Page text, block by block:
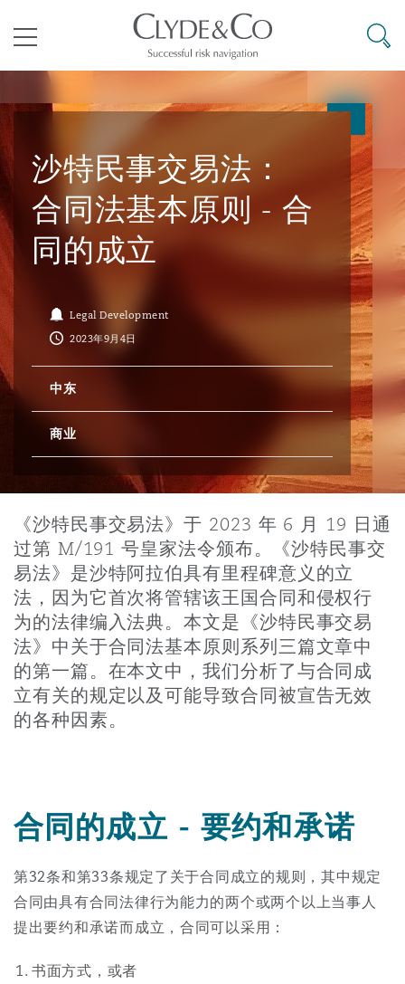
空 Business Jets
Commerical Dispute
Debt Recovery
Emergency Response & Crisis
Management
Finance & Leasing
Fleet Procurement
Insurance Coverage
Non-Contentious
Regulatory
业与咨询
商业
企业、商业与合规保险
数据保护与隐私权
劳动、养老金和移民n
金融
知识产权
技术、外包与数据
议解决
Commercial Arbitration
Commercial Litigation
源、海洋与贸易
Energy & Natural Resources
Trade & Commodities
险和再保险
Bermuda Form
Corporate, Commercial &
Employers' & Public Liability
Employment Practices
Energy
Financial Institutions,
Insurance Coverage
Marine
目和建筑工程
Construction Disputes
Public Procurement
房地产
管法规与调查
Anti-Bribery & Corruption
External Investigations
Financial Services
Fraud & White-Collar Crime
Internal Investigations
Professional Services
Safety, Security, Health &
候变化
Code
& Co Newton - 解锁智能索赔新模式
议融资
Eco Audit
罗
普敦
累斯萨拉姆
翰内斯堡
罗比 – 联营办公室
谷
京
里斯班
庆
隆坡 – 联营办公室
尔本
德里 – 联营办公室
海
加坡
尼
拉加斯
西哥城
约热内卢
地亚哥 – 联营办公室
保罗
布扎比
罗
哈
拜
雅得
特兰大
士顿
尔加里
加哥
拉斯
佛
萨斯城
斯维加斯
阿密
特利尔
泽西
伯丁
尔法斯特
明翰
里斯托尔
柏林（圣史蒂芬绿地大厦）
塞尔多夫
丁堡
尔福德
堡
兹
目录
其礼律所事务所
搜寻
沙特民事交易法：
合同法基本原则 - 合
同的成立
Legal Development
2023年9月4日
中东
商业
《沙特民事交易法》于 2023 年 6 月 19 日通
过第 M/191 号皇家法令颁布。《沙特民事交
易法》是沙特阿拉伯具有里程碑意义的立
法，因为它首次将管辖该王国合同和侵权行
为的法律编入法典。本文是《沙特民事交易
法》中关于合同法基本原则系列三篇文章中
的第一篇。在本文中，我们分析了与合同成
立有关的规定以及可能导致合同被宣告无效
的各种因素。
合同的成立 - 要约和承诺
第32条和第33条规定了关于合同成立的规则，其中规定
合同由具有合同法律行为能力的两个或两个以上当事人
提出要约和承诺而成立，合同可以采用：
书面方式，或者